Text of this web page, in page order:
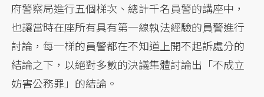
府警察局進行五個梯次、總計千名員警的講座中，
也讓當時在座所有具有第一線執法經驗的員警進行
討論，每一梯的員警都在不知道上開不起訴處分的
結論之下，以絕對多數的決議集體討論出「不成立
妨害公務罪」的結論。